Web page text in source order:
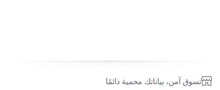
تسوق آمن، بياناتك محمية دائمًا